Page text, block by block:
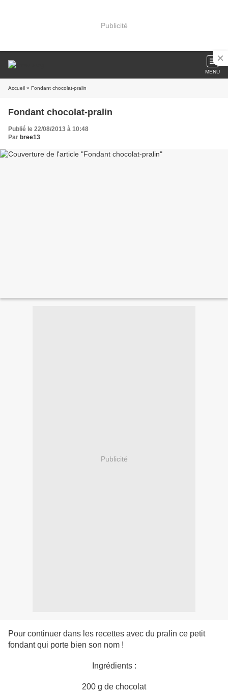
Publicité
MENU
Accueil » Fondant chocolat-pralin
Fondant chocolat-pralin
Publié le 22/08/2013 à 10:48
Par bree13
Publicité
Pour continuer dans les recettes avec du pralin ce petit
fondant qui porte bien son nom !
Ingrédients :
200 g de chocolat